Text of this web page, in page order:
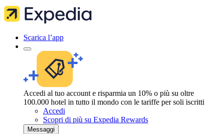
Scarica l’app
Accedi al tuo account e risparmia un 10% o più su oltre
100.000 hotel in tutto il mondo con le tariffe per soli iscritti
Accedi
Scopri di più su Expedia Rewards
Messaggi